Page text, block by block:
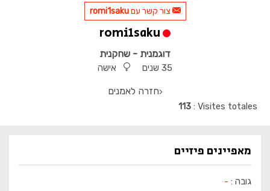
צור קשר עםromi1saku
romi1saku
דוגמנית - שחקנית
35 שנים אישה
חזרה לאמנים
Visites totales
113
מאפיינים פיזיים
גובה : -